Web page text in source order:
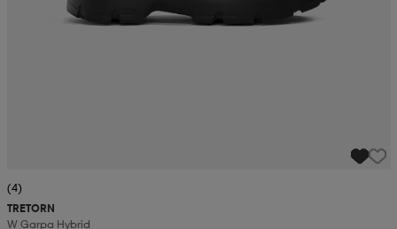
(4)
TRETORN
W Garpa Hybrid